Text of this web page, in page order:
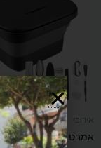
אמבט עיסוי וספא